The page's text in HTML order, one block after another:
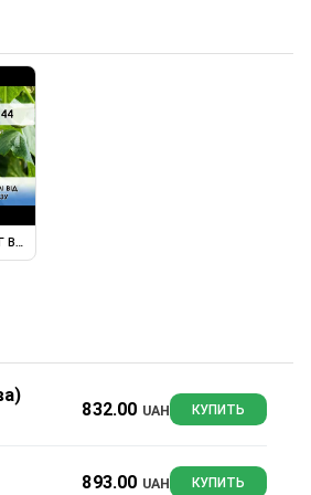
"CORTEVA" - ОГЛЯД ПАКУВАННЯ ...
832.00 UAH КУПИТЬ
893.00 UAH КУПИТЬ